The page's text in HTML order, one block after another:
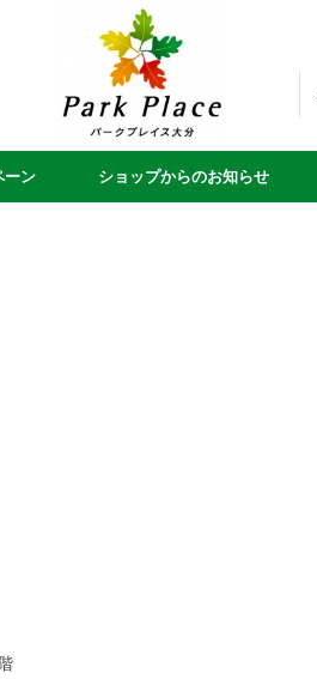
ーン ショップからのお知らせ